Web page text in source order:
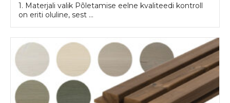
1. Materjali valik Põletamise eelne kvaliteedi kontroll
on eriti oluline, sest ...